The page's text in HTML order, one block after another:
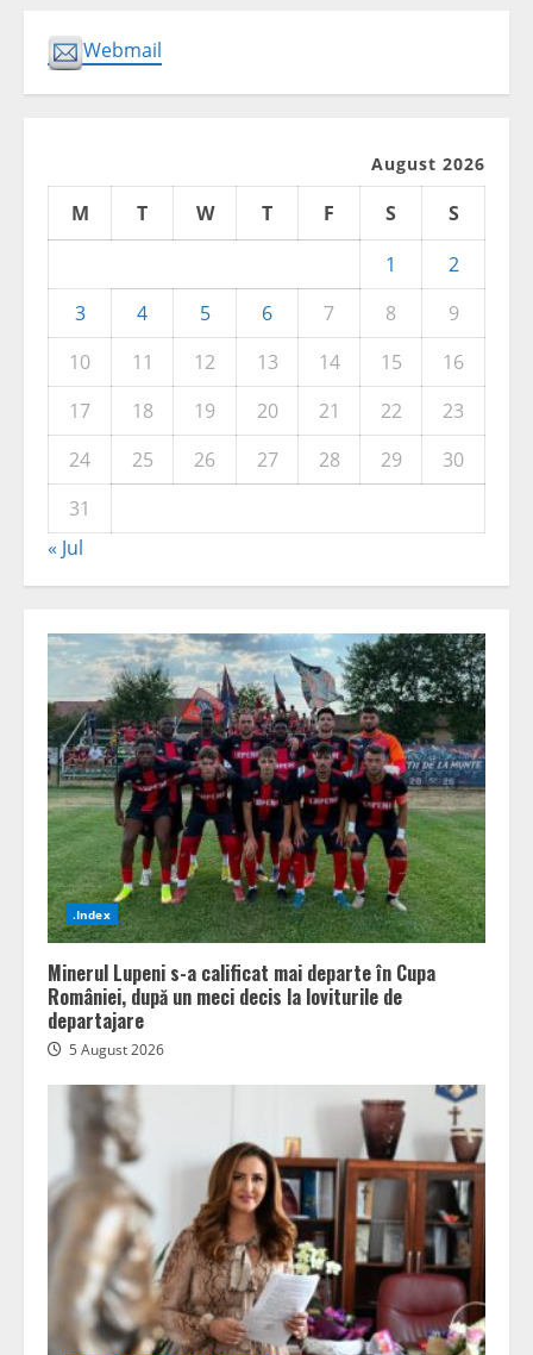
Webmail
August 2026
M T W T F S
S
1
2
3
4 5 6 7 8
9
10
11 12 13 14 15
16
17
18 19 20 21 22
23
24
25 26 27 28 29
30
31
« Jul
.Index
Minerul Lupeni s-a calificat mai departe în Cupa
României, după un meci decis la loviturile de
departajare
5 August 2026